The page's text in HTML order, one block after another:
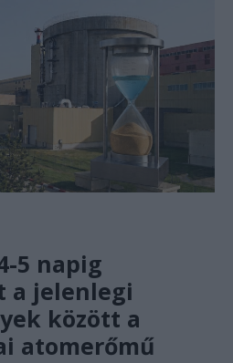
5 napig
a jelenlegi
között a
atomerőmű